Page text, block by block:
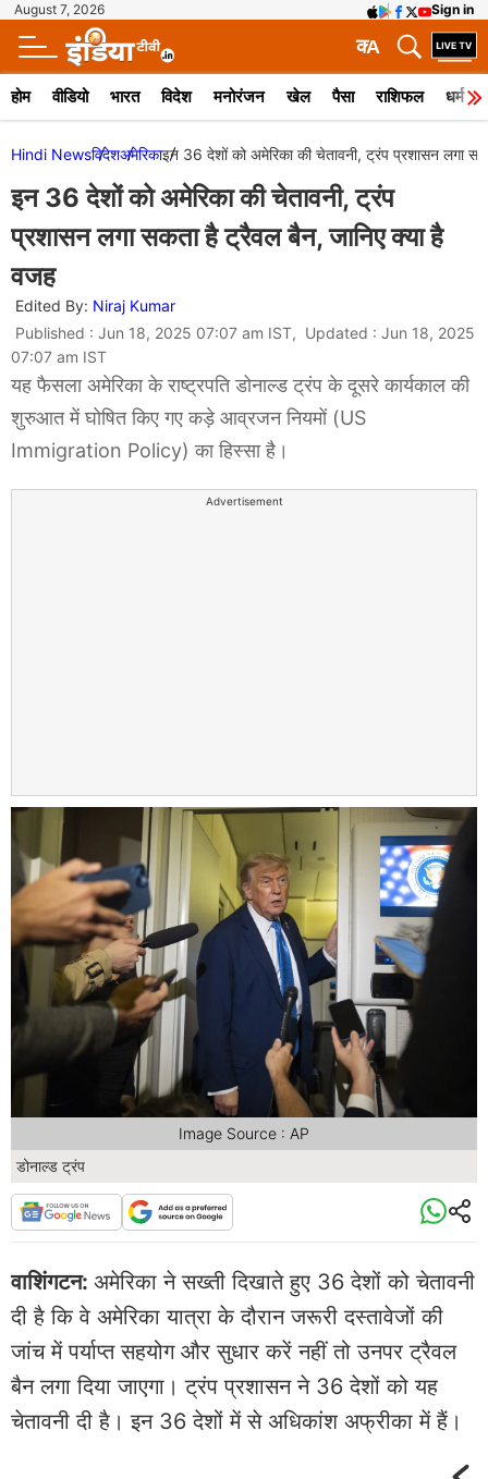
August 7, 2026 Sign in
A
क
होम वीडियो भारत विदेश मनोरंजन खेल पैसा राशिफल धर्म
Hindi Newsविदेशअमेरिकाइन 36 देशों को अमेरिका की चेतावनी, ट्रंप प्रशासन लगा
इन 36 देशों को अमेरिका की चेतावनी, ट्रंप
प्रशासन लगा सकता है ट्रैवल बैन, जानिए क्या है
वजह
Edited By: Niraj Kumar
Published : Jun 18, 2025 07:07 am IST, Updated : Jun 18, 2025
07:07 am IST
यह फैसला अमेरिका के राष्ट्रपति डोनाल्ड ट्रंप के दूसरे कार्यकाल की
शुरुआत में घोषित किए गए कड़े आव्रजन नियमों (US
Immigration Policy) का हिस्सा है।
Advertisement
डोनाल्ड ट्रंप
Image Source : AP
वाशिंगटन: अमेरिका ने सख्ती दिखाते हुए 36 देशों को चेतावनी
दी है कि वे अमेरिका यात्रा के दौरान जरूरी दस्तावेजों की
जांच में पर्याप्त सहयोग और सुधार करें नहीं तो उनपर ट्रैवल
बैन लगा दिया जाएगा। ट्रंप प्रशासन ने 36 देशों को यह
चेतावनी दी है। इन 36 देशों में से अधिकांश अफ्रीका में हैं।